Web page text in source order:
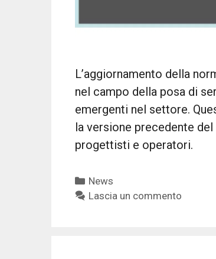
L’aggiornamento della
nel campo della posa di
emergenti nel settore.
la versione precedente
progettisti e operatori.
Categorie
News
Lascia un commento